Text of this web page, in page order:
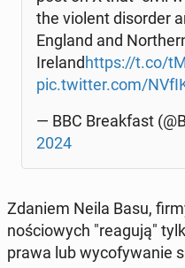
the violent di­sor­der
England and
Irelandhttps://t.co/
pic.twitter.com/
— BBC Bre­ak­fast
2024
Zdaniem Neila Basu,
no­ścio­wych "reagują"
prawa lub wy­co­fy­wa­nie